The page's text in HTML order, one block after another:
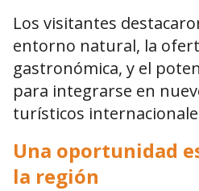
Los visitantes
entorno natural, la
gastronómica, y el
para integrarse en
turísticos
Una oportunidad
la región